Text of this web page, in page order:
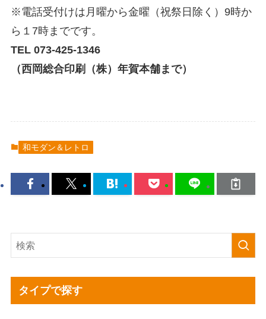
※電話受付けは月曜から金曜（祝祭日除く）9時か
ら１7時までです。
TEL 073-425-1346
（西岡総合印刷（株）年賀本舗まで）
和モダン＆レトロ
タイプで探す